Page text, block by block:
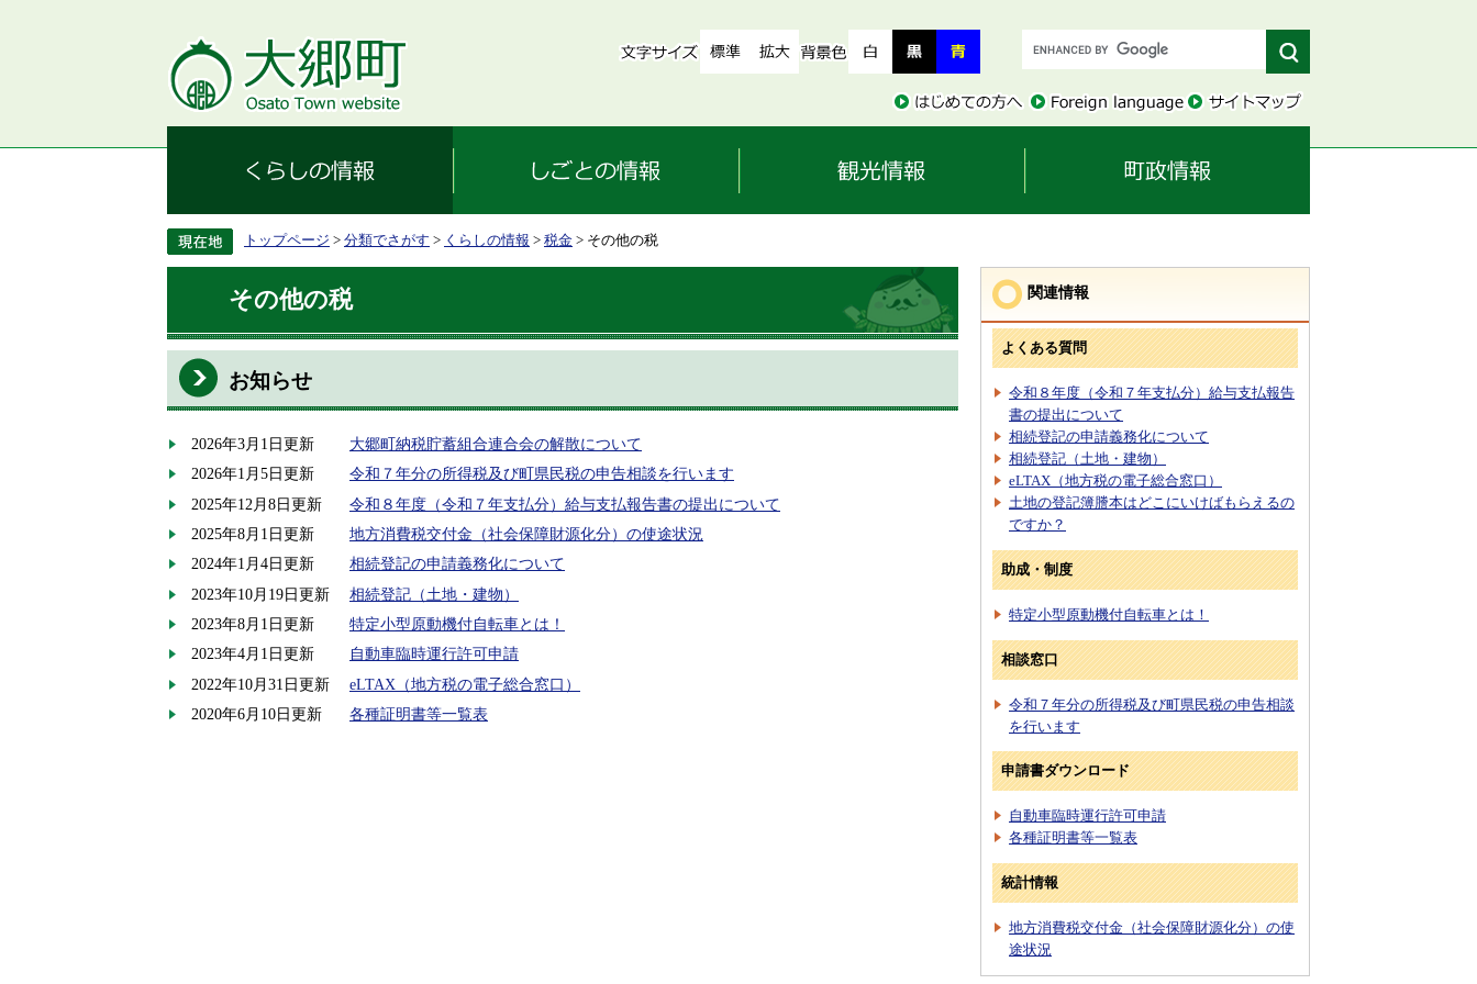
トップページ > 分類でさがす > くらしの情報 > 税金 > その他の税
その他の税
お知らせ
2026年3月1日更新
大郷町納税貯蓄組合連合会の解散について
2026年1月5日更新
令和７年分の所得税及び町県民税の申告相談を行います
2025年12月8日更新
令和８年度（令和７年支払分）給与支払報告書の提出について
2025年8月1日更新
地方消費税交付金（社会保障財源化分）の使途状況
2024年1月4日更新
相続登記の申請義務化について
2023年10月19日更新
相続登記（土地・建物）
2023年8月1日更新
特定小型原動機付自転車とは！
2023年4月1日更新
自動車臨時運行許可申請
2022年10月31日更新
eLTAX（地方税の電子総合窓口）
2020年6月10日更新
各種証明書等一覧表
関連情報
よくある質問
令和８年度（令和７年支払分）給与支払報告
書の提出について
相続登記の申請義務化について
相続登記（土地・建物）
eLTAX（地方税の電子総合窓口）
土地の登記簿謄本はどこにいけばもらえるの
ですか？
助成・制度
特定小型原動機付自転車とは！
相談窓口
令和７年分の所得税及び町県民税の申告相談
を行います
申請書ダウンロード
自動車臨時運行許可申請
各種証明書等一覧表
統計情報
地方消費税交付金（社会保障財源化分）の使
途状況